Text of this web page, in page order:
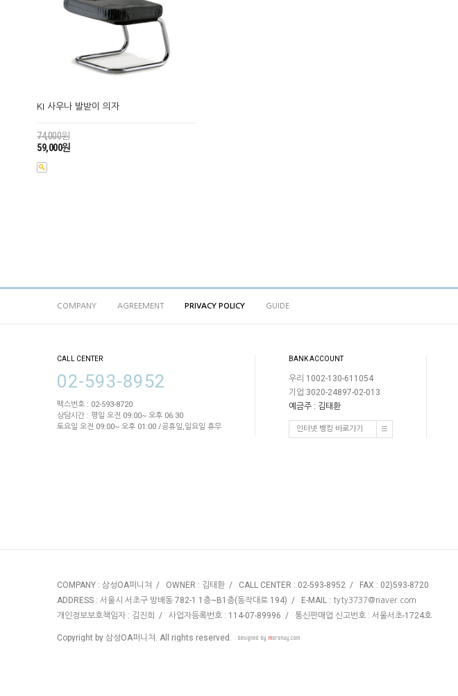
KI 사우나 발받이 의자
74,000원
59,000원
COMPANY AGREEMENT PRIVACY POLICY GUIDE
CALL CENTER
02-593-8952
팩스번호 : 02-593-8720
상담시간 : 평일 오전 09:00~ 오후 06:30
토요일 오전 09:00~ 오후 01:00 /공휴일,일요일 휴무
BANK ACCOUNT
우리 1002-130-611054
기업 3020-24897-02-013
예금주 : 김태환
인터넷 뱅킹 바로가기
COMPANY : 삼성OA퍼니쳐 / OWNER : 김태환 / CALL CENTER : 02-593-8952 / FAX : 02)593-8720
ADDRESS : 서울시 서초구 방배동 782-1 1층~B1층(동작대로 194) / E-MAIL : tyty3737@naver.com
개인정보보호책임자 : 김진희 / 사업자등록번호 : 114-07-89996 / 통신판매업 신고번호 : 서울서초-1724호
Copyright by 삼성OA퍼니쳐. All rights reserved.